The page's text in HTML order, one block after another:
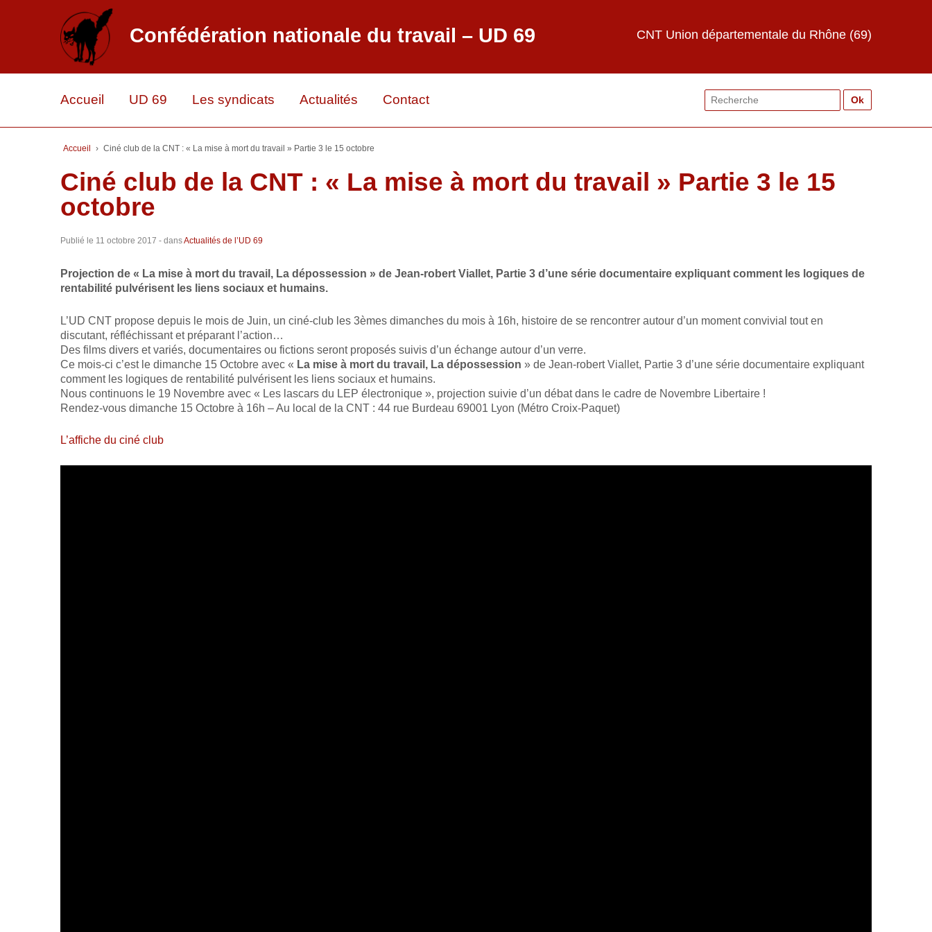
Confédération nationale du travail – UD 69 CNT Union départementale du Rhône (69)
Search
for:
Accueil UD 69 Les syndicats Actualités Contact
Accueil › Ciné club de la CNT : « La mise à mort du travail » Partie 3 le 15 octobre
Ciné club de la CNT : « La mise à mort du travail » Partie 3 le 15
octobre
Publié le 11 octobre 2017 - dansActualités de l’UD 69
Projection de « La mise à mort du travail, La dépossession » de Jean-robert Viallet, Partie 3 d’une série documentaire expliquant comment les logiques de
rentabilité pulvérisent les liens sociaux et humains.
L’UD CNT propose depuis le mois de Juin, un ciné-club les 3èmes dimanches du mois à 16h, histoire de se rencontrer autour d’un moment convivial tout en
discutant, réfléchissant et préparant l’action…
Des films divers et variés, documentaires ou fictions seront proposés suivis d’un échange autour d’un verre.
Ce mois-ci c’est le dimanche 15 Octobre avec « La mise à mort du travail, La dépossession » de Jean-robert Viallet, Partie 3 d’une série documentaire expliquant
comment les logiques de rentabilité pulvérisent les liens sociaux et humains.
Nous continuons le 19 Novembre avec « Les lascars du LEP électronique », projection suivie d’un débat dans le cadre de Novembre Libertaire !
Rendez-vous dimanche 15 Octobre à 16h – Au local de la CNT : 44 rue Burdeau 69001 Lyon (Métro Croix-Paquet)
L’affiche du ciné club